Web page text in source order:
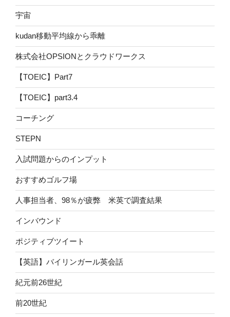
宇宙
kudan移動平均線から乖離
株式会社OPSIONとクラウドワークス
【TOEIC】Part7
【TOEIC】part3.4
コーチング
STEPN
入試問題からのインプット
おすすめゴルフ場
人事担当者、98％が疲弊 米英で調査結果
インバウンド
ポジティブツイート
【英語】バイリンガール英会話
紀元前26世紀
前20世紀